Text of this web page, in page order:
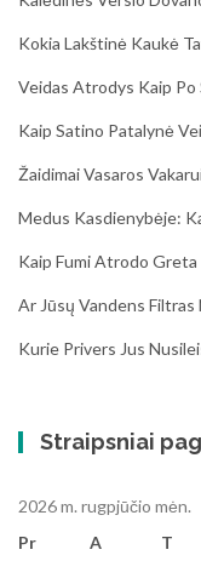
Kokia Lakštinė Kaukė
Veidas Atrodys Kaip Po
Kaip Satino Patalynė
Žaidimai Vasaros
Medus Kasdienybėje:
Kaip Fumi Atrodo
Ar Jūsų Vandens
Kurie Privers Jus
Straipsniai
2026 m. rugpjūčio mėn.
Pr
A T